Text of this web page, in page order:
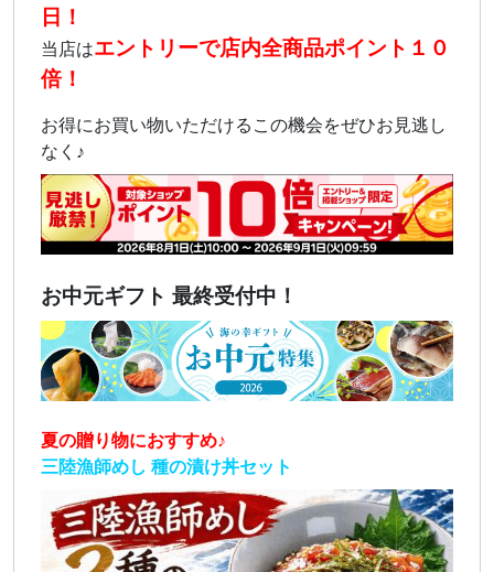
日！
当店はエントリーで店内全商品ポイント１０
倍！
お得にお買い物いただけるこの機会をぜひお見逃し
なく♪
お中元ギフト 最終受付中！
夏の贈り物におすすめ♪
三陸漁師めし 種の漬け丼セット